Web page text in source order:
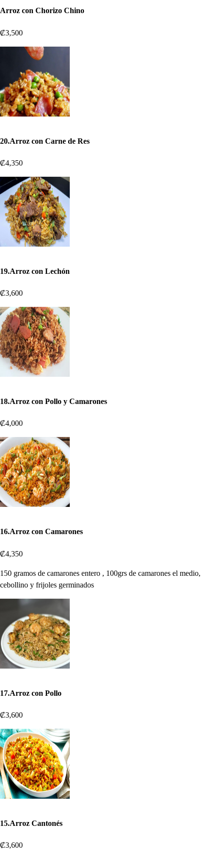
Arroz con Chorizo Chino
₡3,500
20.Arroz con Carne de Res
₡4,350
19.Arroz con Lechón
₡3,600
18.Arroz con Pollo y Camarones
₡4,000
16.Arroz con Camarones
₡4,350
150 gramos de camarones entero , 100grs de camarones el medio,
cebollino y frijoles germinados
17.Arroz con Pollo
₡3,600
15.Arroz Cantonés
₡3,600